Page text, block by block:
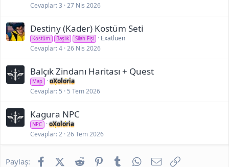
Cevaplar 3 27 Nis 2026
Destiny (Kader) Kostüm Seti
Kostüm Başlık Silah Fişi
Exatluen
Cevaplar 4 26 Nis 2026
Balçık Zindanı Haritası + Quest
Map
oXoloria
Cevaplar 5 5 Tem 2026
Kagura NPC
NPC
oXoloria
Cevaplar 2 26 Tem 2026
Paylaş: FacebookX (Twitter)
Reddit PinterestTumblr WhatsApp
E-posta